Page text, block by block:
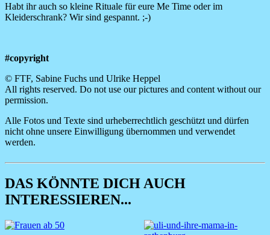
​Habt ihr auch so kleine Rituale für eure Me Time oder im
Kleiderschrank? Wir sind gespannt. ;-)
#copyright
© FTF, Sabine Fuchs und Ulrike Heppel
All rights reserved. Do not use our pictures and content without our
permission.
Alle Fotos und Texte sind urheberrechtlich geschützt und dürfen
nicht ohne unsere Einwilligung übernommen und verwendet
werden.
DAS KÖNNTE DICH AUCH
INTERESSIEREN...